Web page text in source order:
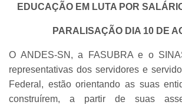
EDUCAÇÃO EM LUTA POR
PARALISAÇÃO DIA 10 DE
O ANDES-SN, a FASUBRA e o
representativas dos servidores e
Federal, estão orientando as suas
construírem, a partir de suas